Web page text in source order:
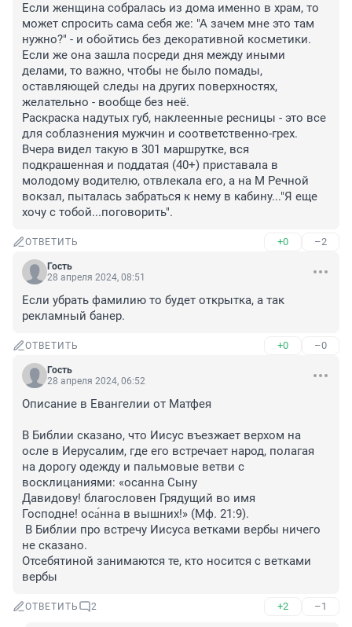
Если женщина собралась из дома именно в храм, то
может спросить сама себя же: "А зачем мне это там
нужно?" - и обойтись без декоративной косметики.
Если же она зашла посреди дня между иными
делами, то важно, чтобы не было помады,
оставляющей следы на других поверхностях,
желательно - вообще без неё.
Раскраска надутых губ, наклеенные ресницы - это все
для соблазнения мужчин и соответственно-грех.
Вчера видел такую в 301 маршрутке, вся
подкрашенная и поддатая (40+) приставала в
молодому водителю, отвлекала его, а на М Речной
вокзал, пыталась забраться к нему в кабину..."Я еще
хочу с тобой...поговорить".
ОТВЕТИТЬ +0 –2
Гость
28 апреля 2024, 08:51
Если убрать фамилию то будет открытка, а так
рекламный банер.
ОТВЕТИТЬ +0 –0
Гость
28 апреля 2024, 06:52
Описание в Евангелии от Матфея
В Библии сказано, что Иисус въезжает верхом на
осле в Иерусалим, где его встречает народ, полагая
на дорогу одежду и пальмовые ветви с
восклицаниями: «осанна Сыну
Давидову! благословен Грядущий во имя
Господне! оса́нна в вышних!» (Мф. 21:9).
В Библии про встречу Иисуса ветками вербы ничего
не сказано.
Отсебятиной занимаются те, кто носится с ветками
вербы
ОТВЕТИТЬ 2 +2 –1